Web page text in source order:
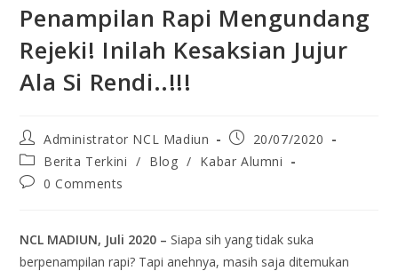
Penampilan Rapi Mengundang
Rejeki! Inilah Kesaksian Jujur
Ala Si Rendi..!!!
Administrator NCL Madiun
20/07/2020
Berita Terkini / Blog / Kabar Alumni
0 Comments
NCL MADIUN, Juli 2020 – Siapa sih yang tidak suka
berpenampilan rapi? Tapi anehnya, masih saja ditemukan